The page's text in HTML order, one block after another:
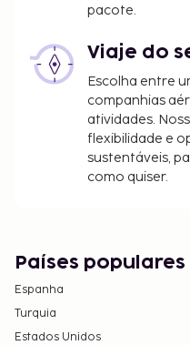
pacote.
Viaje do
Escolha entre
companhias
atividades.
flexibilidade e
sustentáveis,
como quiser.
Países populares
Espanha
Turquia
Estados Unidos